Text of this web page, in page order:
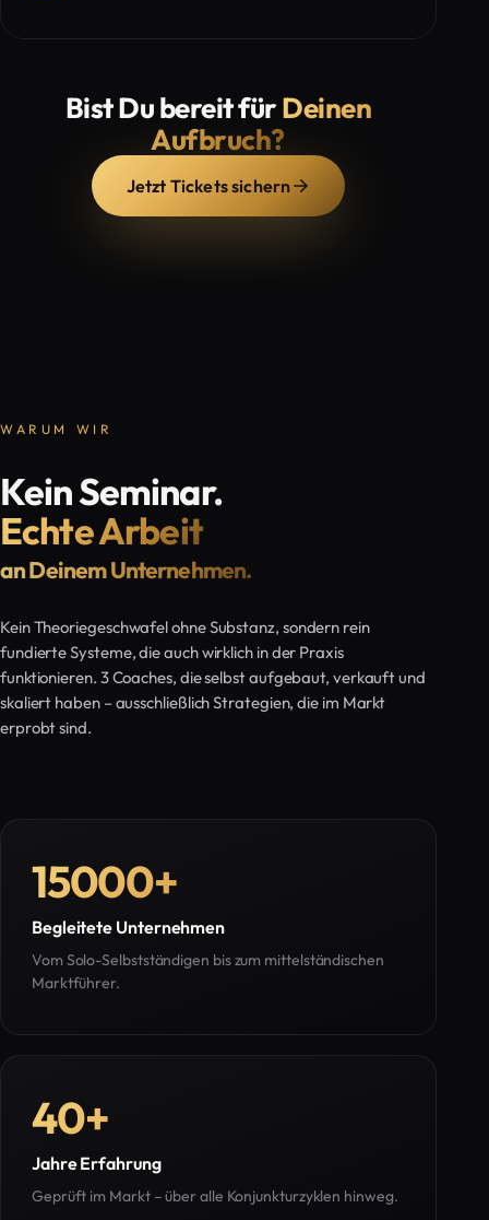
Bist Du bereit fürDeinen
Aufbruch?
Jetzt Tickets sichern
WARUM WIR
Kein Seminar.
Echte Arbeit
an Deinem Unternehmen.
Kein Theoriegeschwafel ohne Substanz, sondern rein
fundierte Systeme, die auch wirklich in der Praxis
funktionieren. 3 Coaches, die selbst aufgebaut, verkauft und
skaliert haben – ausschließlich Strategien, die im Markt
erprobt sind.
15000+
Begleitete Unternehmen
Vom Solo-Selbstständigen bis zum mittelständischen
Marktführer.
40+
Jahre Erfahrung
Geprüft im Markt – über alle Konjunkturzyklen hinweg.